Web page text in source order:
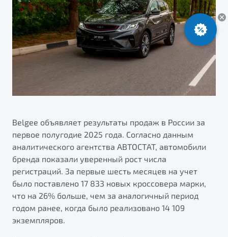
Яркий кроссовер
от 2 219 990 ₽*
Элегантный и практичный седан
Автокредит
Трейд-ин
Страхование
Узнайте о специальных выгодах при покупке
автомобиля Belgee
ПОДДЕРЖКА
Гарантия Belgee
Клиентская поддержка
Belgee Плюс
Реферальная программа
О дилерском центре
Правовая информация
Belgee объявляет результаты продаж в России за
первое полугодие 2025 года. Согласно данным
аналитического агентства АВТОСТАТ, автомобили
бренда показали уверенный рост числа
регистраций. За первые шесть месяцев на учет
было поставлено 17 833 новых кроссовера марки,
что на 26% больше, чем за аналогичный период
годом ранее, когда было реализовано 14 109
экземпляров.